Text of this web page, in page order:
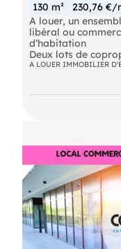
130 m²
230,76 €/
A louer, un
libéral ou
d’habitation
Deux lots de
chaussée avec
usage
appartement de
approximative de
Provision sur
régularisation
informations sur
exposé sont
https://
Votre conseiller :
A LOUER IMMOBILIER